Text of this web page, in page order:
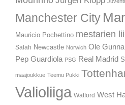
Manchester City
Mauricio Pochettino mestarien
Salah Newcastle Norwich Ole
Pep Guardiola PSG Real Madrid
maajoukkue Teemu Pukki
Valioliiga Watford West